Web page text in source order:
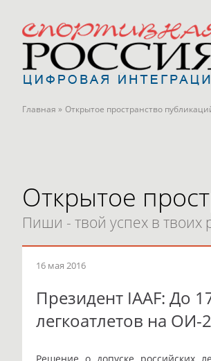
Главная » Открытое пространство
Открытое
Пиши - твой успех в твоих
16 мая 2016
Президент IAAF: До
легкоатлетов на ОИ-